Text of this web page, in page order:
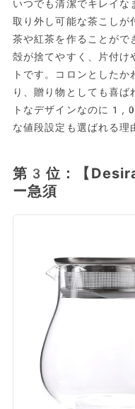
いつでも清潔でキレイな
取り外し可能な茶こしが
茶や紅茶を作ることがで
殻が捨てやすく、片付け
トです。コロンとした
り、贈り物としても喜
トなデザインなのに
な値段設定も選ばれる理
第3位：【
ー急須